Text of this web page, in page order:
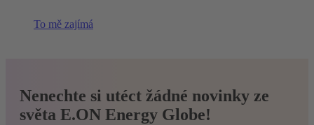
To mě zajímá
Nenechte si utéct žádné novinky ze
světa E.ON Energy Globe!